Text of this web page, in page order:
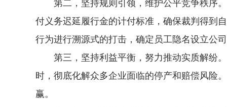
第二，坚持规则引领，维护公平竞争秩序。
付义务迟延履行金的计付标准，确保裁判得到
行为进行溯源式的打击，确定员工隐名设立公
第三，坚持利益平衡，努力推动实质解纷。
时，彻底化解众多企业面临的停产和赔偿风险
赢。